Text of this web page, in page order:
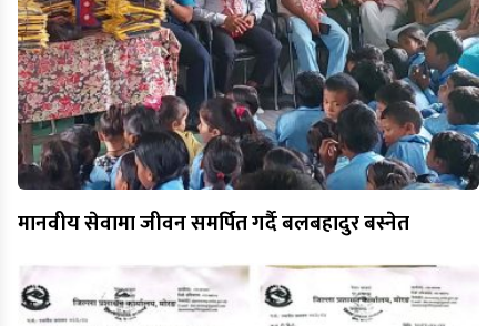
मानवीय सेवामा जीवन समर्पित गर्दै बलबहादुर बस्नेत